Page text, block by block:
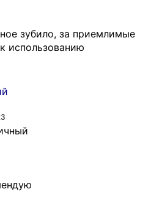
зубило, за приемлимые
использованию